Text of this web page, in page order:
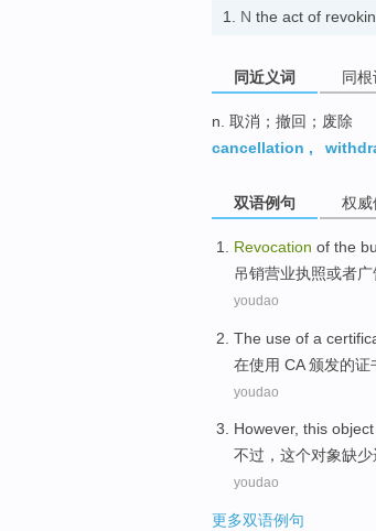
1. N the act of
同近义词 同根
n. 取消；撤回；废除
cancellation ,
双语例句 权威
Revocation of the
吊销营业执照或者
youdao
The use of a
在使用 CA 颁发的证
youdao
However, this object
不过 ， 这个对象缺少
youdao
更多双语例句